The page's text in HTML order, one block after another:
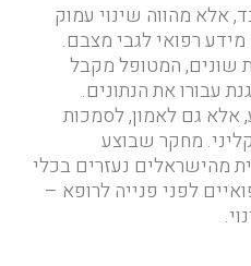
אלא מהווה שינוי עמוק
רפואי לגבי מצבם.
שונים, המטופל מקבל
עבורו את הנתונים.
אלא גם לאמון, לסמכות
מחקר שבוצע
מהישראלים נעזרים בכלי
לפני פנייה לרופא –